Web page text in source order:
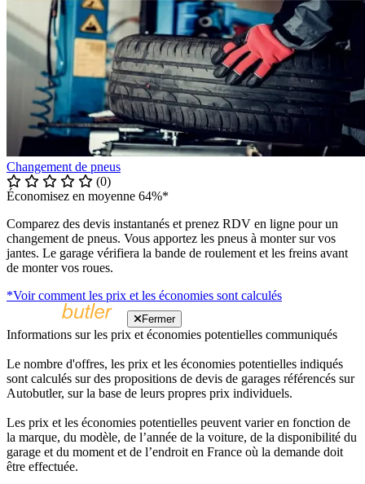
Changement de pneus
(0)
Économisez en moyenne 64%*
Comparez des devis instantanés et prenez RDV en ligne pour un
changement de pneus. Vous apportez les pneus à monter sur vos
jantes. Le garage vérifiera la bande de roulement et les freins avant
de monter vos roues.
*Voir comment les prix et les économies sont calculés
Fermer
Informations sur les prix et économies potentielles communiqués
Le nombre d'offres, les prix et les économies potentielles indiqués
sont calculés sur des propositions de devis de garages référencés sur
Autobutler, sur la base de leurs propres prix individuels.
Les prix et les économies potentielles peuvent varier en fonction de
la marque, du modèle, de l’année de la voiture, de la disponibilité du
garage et du moment et de l’endroit en France où la demande doit
être effectuée.